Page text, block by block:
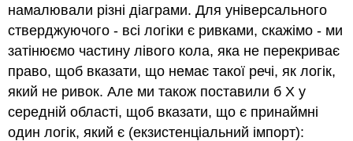
намалювали різні діаграми. Для універсального
стверджуючого - всі логіки є ривками, скажімо - ми
затінюємо частину лівого кола, яка не перекриває
право, щоб вказати, що немає такої речі, як логік,
який не ривок. Але ми також поставили б X у
середній області, щоб вказати, що є принаймні
один логік, який є (екзистенціальний імпорт):